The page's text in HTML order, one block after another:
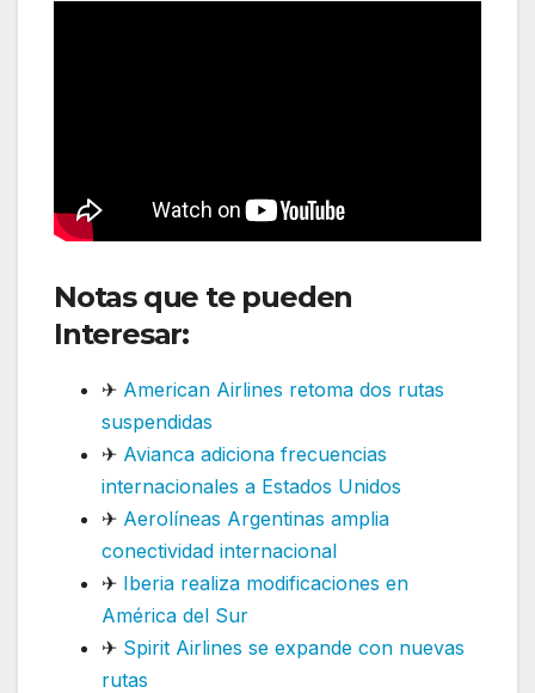
Notas que te pueden
Interesar:
✈ American Airlines retoma dos rutas
suspendidas
✈ Avianca adiciona frecuencias
internacionales a Estados Unidos
✈ Aerolíneas Argentinas amplia
conectividad internacional
✈ Iberia realiza modificaciones en
América del Sur
✈ Spirit Airlines se expande con nuevas
rutas